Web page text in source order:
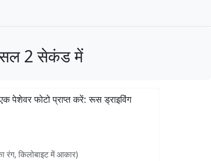
2 सेकंड में
फोटो प्राप्त करें: रूस ड्राइविंग
रंग, किलोबाइट में आकार)